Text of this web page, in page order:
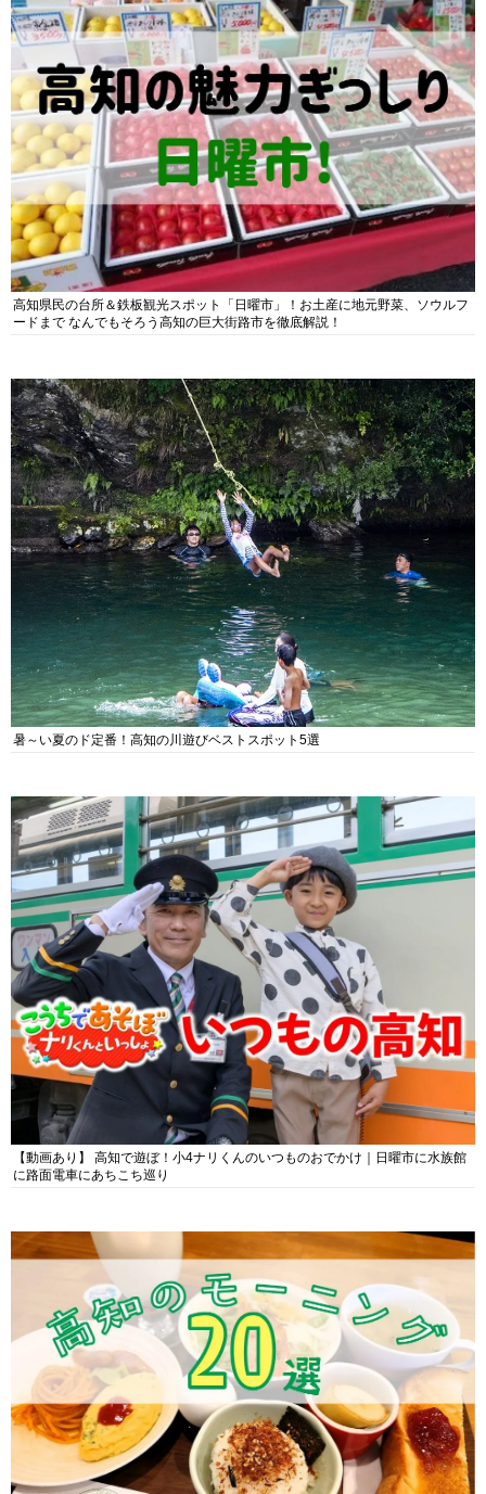
高知県民の台所＆鉄板観光スポット「日曜市」！お土産に地元野菜、ソウルフ
ードまで なんでもそろう高知の巨大街路市を徹底解説！
暑～い夏のド定番！高知の川遊びベストスポット5選
【動画あり】 高知で遊ぼ！小4ナリくんのいつものおでかけ｜日曜市に水族館
に路面電車にあちこち巡り